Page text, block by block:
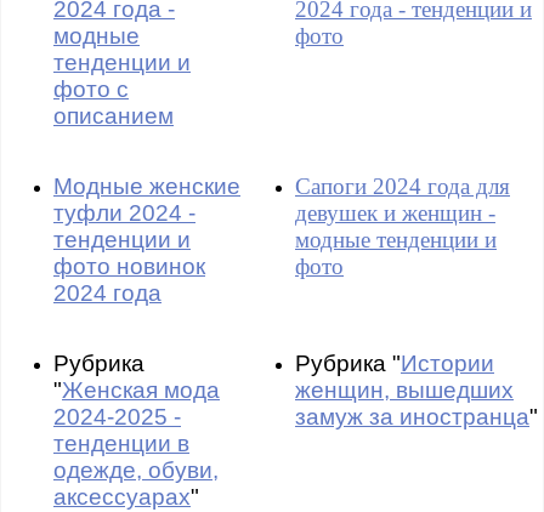
2024 года -
модные
тенденции и
фото с
описанием
2024 года - тенденции и
фото
Модные женские
туфли 2024 -
тенденции и
фото новинок
2024 года
Сапоги 2024 года для
девушек и женщин -
модные тенденции и
фото
Рубрика
"Женская мода
2024-2025 -
тенденции в
одежде, обуви,
аксессуарах"
Рубрика "Истории
женщин, вышедших
замуж за иностранца"